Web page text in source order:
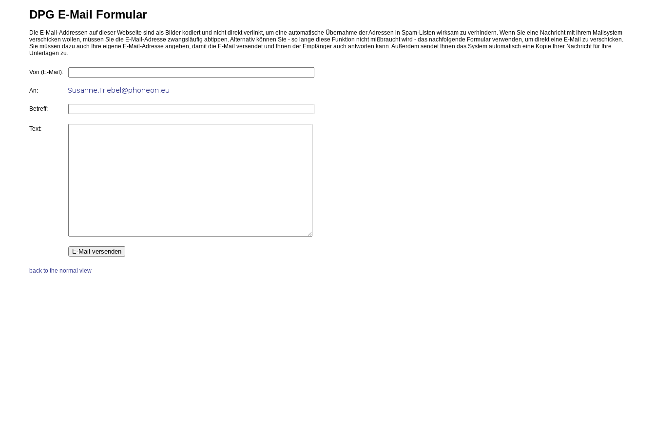
DPG E-Mail Formular
Die E-Mail-Addressen auf dieser Webseite sind als Bilder kodiert und nicht direkt verlinkt, um eine automatische Übernahme der Adressen in Spam-Listen wirksam zu verhindern. Wenn Sie eine Nachricht mit Ihrem Mailsystem
verschicken wollen, müssen Sie die E-Mail-Adresse zwangsläufig abtippen. Alternativ können Sie - so lange diese Funktion nicht mißbraucht wird - das nachfolgende Formular verwenden, um direkt eine E-Mail zu verschicken.
Sie müssen dazu auch Ihre eigene E-Mail-Adresse angeben, damit die E-Mail versendet und Ihnen der Empfänger auch antworten kann. Außerdem sendet Ihnen das System automatisch eine Kopie Ihrer Nachricht für Ihre
Unterlagen zu.
Von (E-Mail):
An:
Betreff:
Text:
back to the normal view